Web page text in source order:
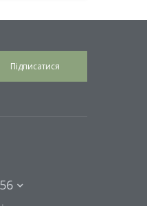
Підписатися